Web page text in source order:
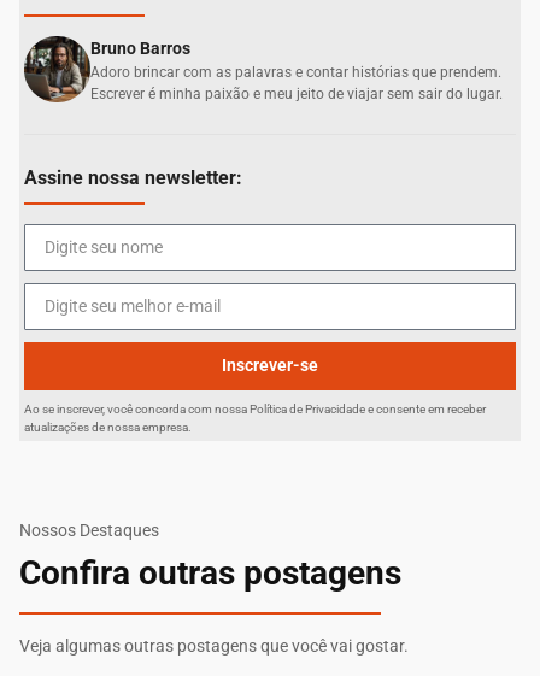
Bruno Barros
Adoro brincar com as palavras e contar histórias que prendem.
Escrever é minha paixão e meu jeito de viajar sem sair do lugar.
Assine nossa newsletter:
Inscrever-se
Ao se inscrever, você concorda com nossa Política de Privacidade e consente em receber
atualizações de nossa empresa.
Nossos Destaques
Confira outras postagens
Veja algumas outras postagens que você vai gostar.